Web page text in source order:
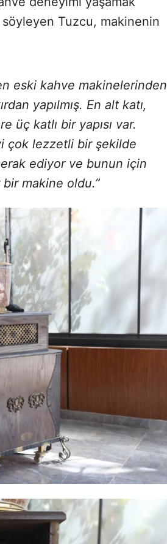
Tuzcu, makinenin
eski kahve makinelerinden
yapılmış. En alt katı,
üç katlı bir yapısı var.
çok lezzetli bir şekilde
ediyor ve bunun için
makine oldu.”